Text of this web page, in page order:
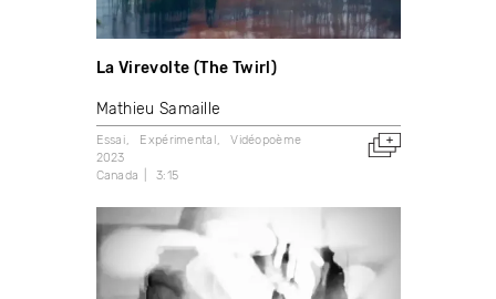
La Virevolte (The Twirl)
Mathieu Samaille
Essai Expérimental
Vidéopoème
2023
Canada
3:15